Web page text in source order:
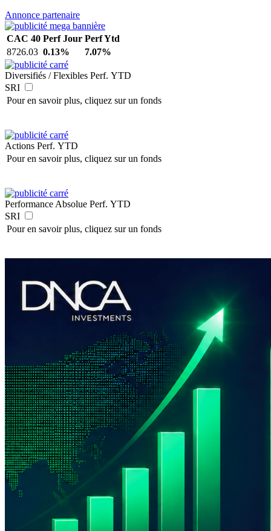
Annonce partenaire
CAC 40 Perf Jour Perf Ytd
8726.03 0.13% 7.07%
Diversifiés / Flexibles Perf. YTD
SRI
Pour en savoir plus, cliquez sur un fonds
Actions Perf. YTD
Pour en savoir plus, cliquez sur un fonds
Performance Absolue Perf. YTD
SRI
Pour en savoir plus, cliquez sur un fonds